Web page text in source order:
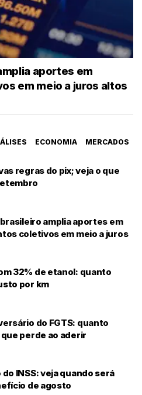
aportes em
em meio a juros altos
ECONOMIA MERCADOS
regras do pix; veja o que
amplia aportes em
coletivos em meio a juros
32% de etanol: quanto
por km
do FGTS: quanto
perde ao aderir
INSS: veja quando será
de agosto